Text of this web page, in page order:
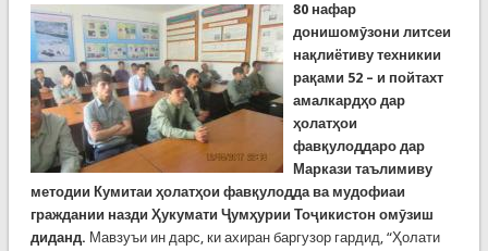
80 нафар
донишомӯзони литсеи
нақлиётиву техникии
рақами 52 – и пойтахт
амалкардҳо дар
ҳолатҳои
фавқулоддаро дар
Маркази таълимиву
методии Кумитаи ҳолатҳои фавқулодда ва мудофиаи
граждании назди Ҳукумати Ҷумҳурии Тоҷикистон омӯзиш
диданд. Мавзуъи ин дарс, ки ахиран баргузор гардид, “Ҳолати